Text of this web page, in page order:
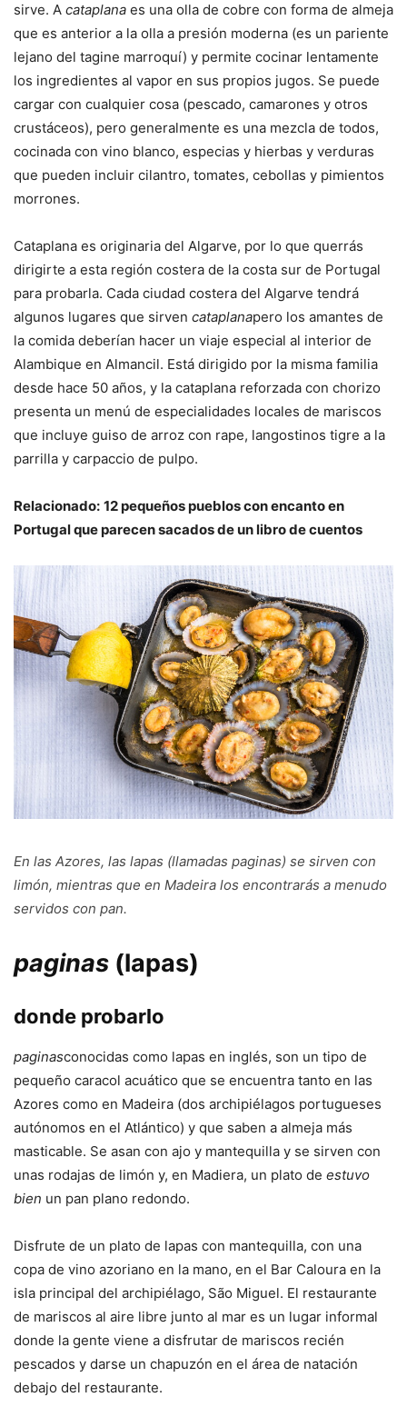
sirve. A cataplana es una olla de cobre con forma de almeja
que es anterior a la olla a presión moderna (es un pariente
lejano del tagine marroquí) y permite cocinar lentamente
los ingredientes al vapor en sus propios jugos. Se puede
cargar con cualquier cosa (pescado, camarones y otros
crustáceos), pero generalmente es una mezcla de todos,
cocinada con vino blanco, especias y hierbas y verduras
que pueden incluir cilantro, tomates, cebollas y pimientos
morrones.
Cataplana es originaria del Algarve, por lo que querrás
dirigirte a esta región costera de la costa sur de Portugal
para probarla. Cada ciudad costera del Algarve tendrá
algunos lugares que sirven cataplanapero los amantes de
la comida deberían hacer un viaje especial al interior de
Alambique en Almancil. Está dirigido por la misma familia
desde hace 50 años, y la cataplana reforzada con chorizo ​​
presenta un menú de especialidades locales de mariscos
que incluye guiso de arroz con rape, langostinos tigre a la
parrilla y carpaccio de pulpo.
Relacionado: 12 pequeños pueblos con encanto en
Portugal que parecen sacados de un libro de cuentos
En las Azores, las lapas (llamadas paginas) se sirven con
limón, mientras que en Madeira los encontrarás a menudo
servidos con pan.
paginas (lapas)
donde probarlo
paginasconocidas como lapas en inglés, son un tipo de
pequeño caracol acuático que se encuentra tanto en las
Azores como en Madeira (dos archipiélagos portugueses
autónomos en el Atlántico) y que saben a almeja más
masticable. Se asan con ajo y mantequilla y se sirven con
unas rodajas de limón y, en Madiera, un plato de estuvo
bien un pan plano redondo.
Disfrute de un plato de lapas con mantequilla, con una
copa de vino azoriano en la mano, en el Bar Caloura en la
isla principal del archipiélago, São Miguel. El restaurante
de mariscos al aire libre junto al mar es un lugar informal
donde la gente viene a disfrutar de mariscos recién
pescados y darse un chapuzón en el área de natación
debajo del restaurante.